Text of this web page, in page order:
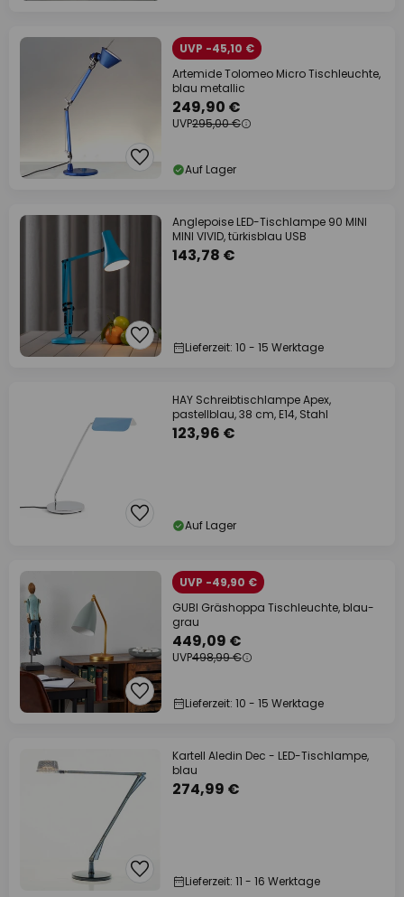
UVP -45,10 €
Artemide Tolomeo Micro Tischleuchte,
blau metallic
249,90 €
UVP295,00 €
Auf Lager
Anglepoise LED-Tischlampe 90 MINI
MINI VIVID, türkisblau USB
143,78 €
Lieferzeit: 10 - 15 Werktage
HAY Schreibtischlampe Apex,
pastellblau, 38 cm, E14, Stahl
123,96 €
Auf Lager
UVP -49,90 €
GUBI Gräshoppa Tischleuchte, blau-
grau
449,09 €
UVP498,99 €
Lieferzeit: 10 - 15 Werktage
Kartell Aledin Dec - LED-Tischlampe,
blau
274,99 €
Lieferzeit: 11 - 16 Werktage